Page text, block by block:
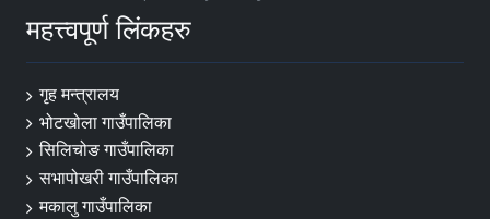
महत्त्वपूर्ण लिंकहरु
गृह मन्त्रालय
भोटखोला गाउँपालिका
सिलिचोङ गाउँपालिका
सभापोखरी गाउँपालिका
मकालु गाउँपालिका